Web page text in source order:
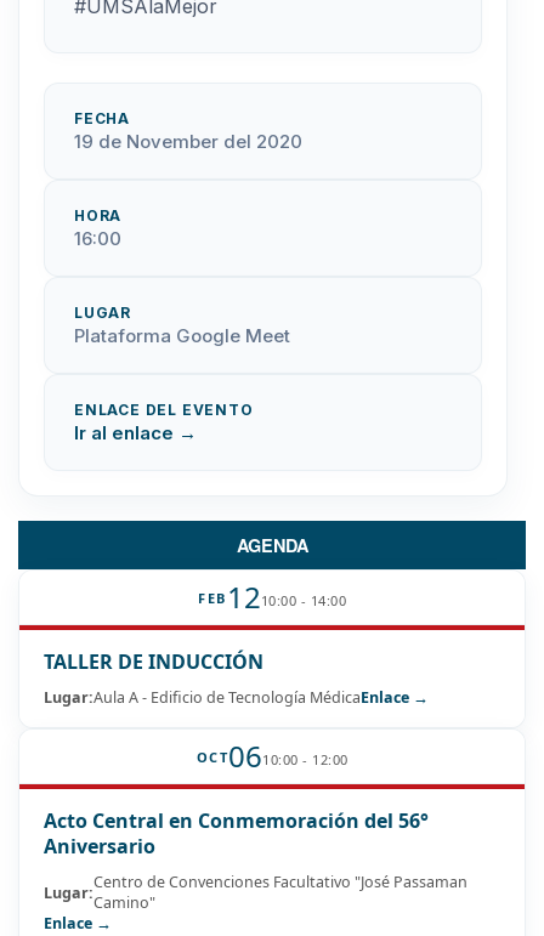
#UMSAlaMejor
FECHA
19 de November del 2020
HORA
16:00
LUGAR
Plataforma Google Meet
ENLACE DEL EVENTO
Ir al enlace →
AGENDA
FEB 1210:00 - 14:00
TALLER DE INDUCCIÓN
Lugar:Aula A - Edificio de Tecnología MédicaEnlace →
OCT0610:00 - 12:00
Acto Central en Conmemoración del 56°
Aniversario
Lugar:Centro de Convenciones Facultativo "José Passaman
Camino"
Enlace →